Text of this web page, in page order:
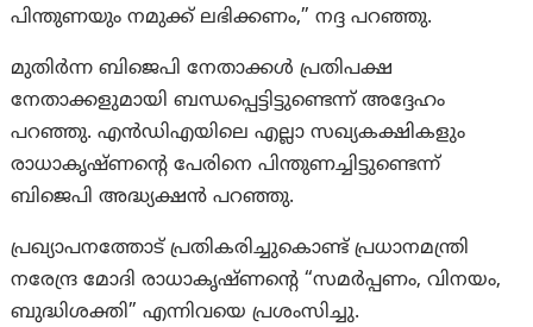
പിന്തുണയും നമുക്ക് ലഭിക്കണം,” നദ്ദ പറഞ്ഞു.
മുതിർന്ന ബിജെപി നേതാക്കൾ പ്രതിപക്ഷ
നേതാക്കളുമായി ബന്ധപ്പെട്ടിട്ടുണ്ടെന്ന് അദ്ദേഹം
പറഞ്ഞു. എൻഡിഎയിലെ എല്ലാ സഖ്യകക്ഷികളും
രാധാകൃഷ്ണന്റെ പേരിനെ പിന്തുണച്ചിട്ടുണ്ടെന്ന്
ബിജെപി അദ്ധ്യക്ഷൻ പറഞ്ഞു.
പ്രഖ്യാപനത്തോട് പ്രതികരിച്ചുകൊണ്ട് പ്രധാനമന്ത്രി
നരേന്ദ്ര മോദി രാധാകൃഷ്ണന്റെ “സമർപ്പണം, വിനയം,
ബുദ്ധിശക്തി” എന്നിവയെ പ്രശംസിച്ചു.